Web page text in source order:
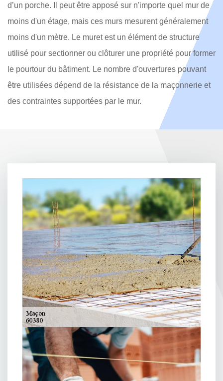
d’un porche. Il peut être apposé sur n'importe quel mur de
moins d'un étage, mais ces murs mesurent généralement
moins d'un mètre. Le muret est un élément de structure
utilisé pour sectionner ou clôturer une propriété pour former
le pourtour du bâtiment. Le nombre d'ouvertures pouvant
être utilisées dépend de la résistance de la maçonnerie et
des contraintes supportées par le mur.